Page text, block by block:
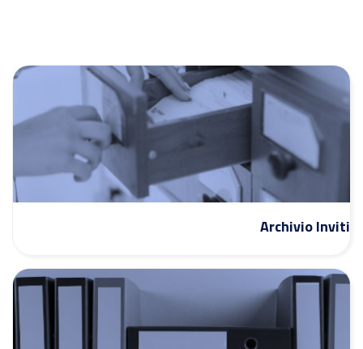
Archivio Inviti